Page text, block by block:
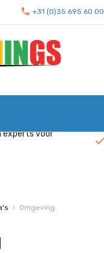
+31 (0)35 695 60 00
experts voor
Omgeving